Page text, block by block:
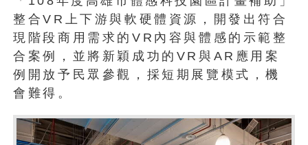
整合VR上下游與軟硬體資源，開發出符合
現階段商用需求的VR內容與體感的示範整
合案例，並將新穎成功的VR與AR應用案
例開放予民眾參觀，採短期展覽模式，機
會難得。